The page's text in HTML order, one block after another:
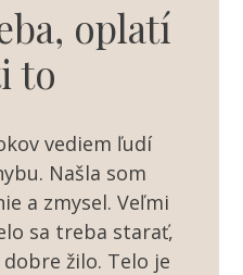
oplatí
to
vediem ľudí
Našla som
a zmysel. Veľmi
sa treba starať,
žilo. Telo je